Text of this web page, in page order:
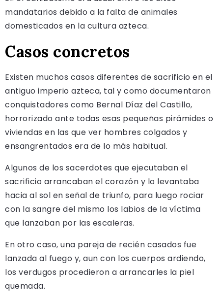
mandatarios debido a la falta de animales
domesticados en la cultura azteca.
Casos concretos
Existen muchos casos diferentes de sacrificio en el
antiguo imperio azteca, tal y como documentaron
conquistadores como Bernal Díaz del Castillo,
horrorizado ante todas esas pequeñas pirámides o
viviendas en las que ver hombres colgados y
ensangrentados era de lo más habitual.
Algunos de los sacerdotes que ejecutaban el
sacrificio arrancaban el corazón y lo levantaba
hacia al sol en señal de triunfo, para luego rociar
con la sangre del mismo los labios de la víctima
que lanzaban por las escaleras.
En otro caso, una pareja de recién casados fue
lanzada al fuego y, aun con los cuerpos ardiendo,
los verdugos procedieron a arrancarles la piel
quemada.